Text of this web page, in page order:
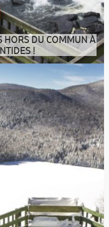
HORS DU COMMUN À
!
trépidant que ressourçant ?